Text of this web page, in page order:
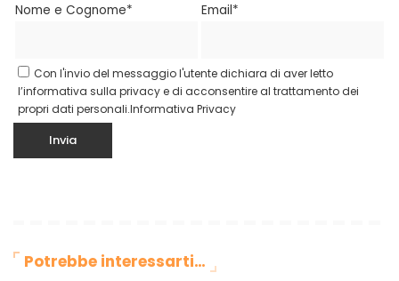
Nome e Cognome* Email*
Con l'invio del messaggio l'utente dichiara di aver letto
l’informativa sulla privacy e di acconsentire al trattamento dei
propri dati personali.Informativa Privacy
Potrebbe interessarti…